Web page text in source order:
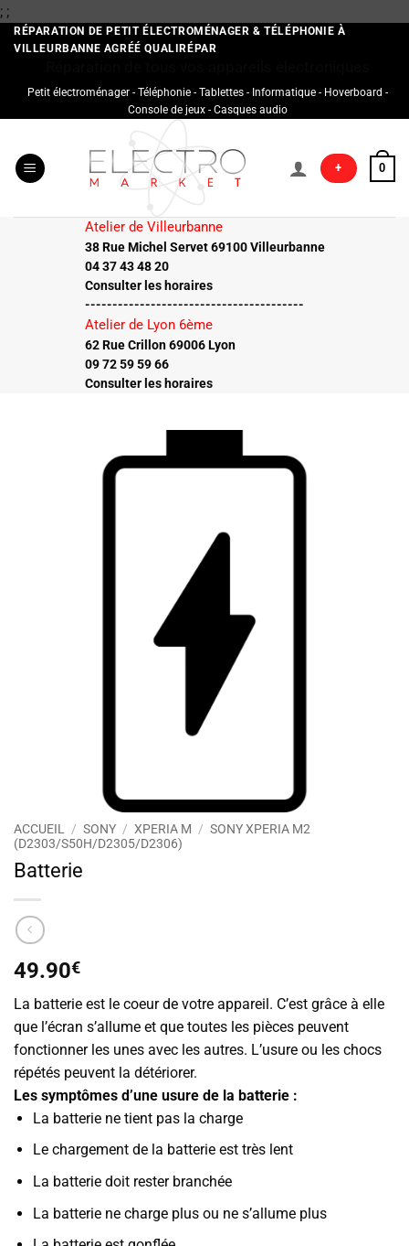
; ;Passer
au
contenu
RÉPARATION DE PETIT ÉLECTROMÉNAGER & TÉLÉPHONIE À
VILLEURBANNE AGRÉÉ QUALIRÉPAR
Petit électroménager - Téléphonie - Tablettes - Informatique - Hoverboard -
Console de jeux - Casques audio
+ 0
Atelier de Villeurbanne
38 Rue Michel Servet 69100 Villeurbanne
04 37 43 48 20
Consulter les horaires
----------------------------------------
Atelier de Lyon 6ème
62 Rue Crillon 69006 Lyon
09 72 59 59 66
Consulter les horaires
ACCUEIL / SONY / XPERIA M / SONY XPERIA M2
(D2303/S50H/D2305/D2306)
Batterie
49.90€
La batterie est le coeur de votre appareil. C’est grâce à elle
que l’écran s’allume et que toutes les pièces peuvent
fonctionner les unes avec les autres. L’usure ou les chocs
répétés peuvent la détériorer.
Les symptômes d’une usure de la batterie :
La batterie ne tient pas la charge
Le chargement de la batterie est très lent
La batterie doit rester branchée
La batterie ne charge plus ou ne s’allume plus